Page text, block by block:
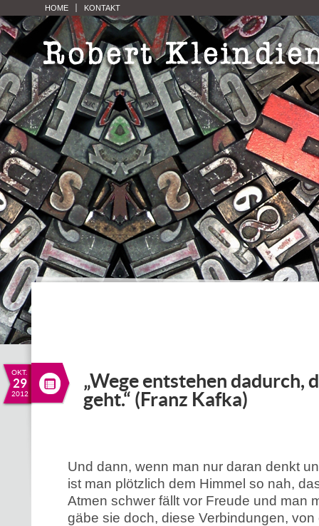
HOME KONTAKT
OKT.
29
2012
„Wege entstehen dadurch,
geht.“ (Franz Kafka)
Und dann, wenn man nur daran denkt
ist man plötzlich dem Himmel so nah,
Atmen schwer fällt vor Freude und man
gäbe sie doch, diese Verbindungen,